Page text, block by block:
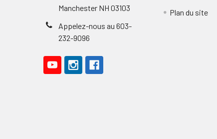
Manchester NH 03103
Appelez-nous au 603-
232-9096
Plan du site